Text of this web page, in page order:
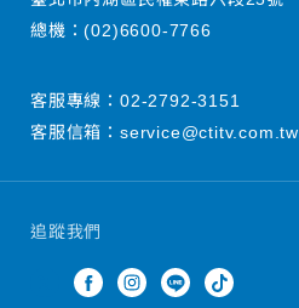
追蹤我們
總機：(02)6600-7766
客服專線： 02-2792-3151
客服信箱： service@ctitv.com.tw